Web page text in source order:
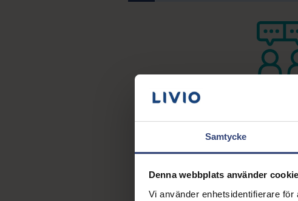
Samtycke
Denna webbplats använder
Vi använder enhetsidentifierare